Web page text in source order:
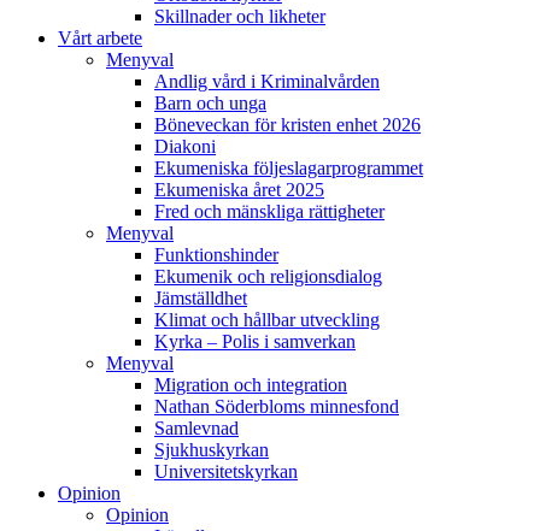
Skillnader och likheter
Vårt arbete
Menyval
Andlig vård i Kriminalvården
Barn och unga
Böneveckan för kristen enhet 2026
Diakoni
Ekumeniska följeslagarprogrammet
Ekumeniska året 2025
Fred och mänskliga rättigheter
Menyval
Funktionshinder
Ekumenik och religionsdialog
Jämställdhet
Klimat och hållbar utveckling
Kyrka – Polis i samverkan
Menyval
Migration och integration
Nathan Söderbloms minnesfond
Samlevnad
Sjukhuskyrkan
Universitetskyrkan
Opinion
Opinion